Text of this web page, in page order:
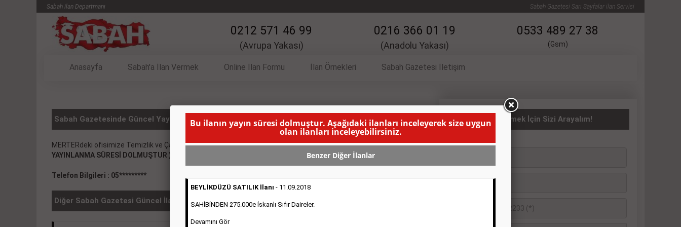
Sabah ilan Departmanı Sabah Gazetesi Sarı Sayfalar ilan Servisi
0212 571 46 99
(Avrupa Yakası)
0216 366 01 19
(Anadolu Yakası)
0533 489 27 38
(Gsm)
Anasayfa Sabah'a İlan Vermek Online İlan Formu İlan Örnekleri Sabah Gazetesi İletişim
Sabah Gazetesinde Güncel Yayınlanmış SATILIK İlanı
MERTERdeki ofisimize Temizlik ve Çay servisinden sorumlu olacak bayan personel alınacaktır.( BU İLANIN
YAYINLANMA SÜRESİ DOLMUŞTUR )
Telefon Bilgileri : 05*********
Diğer Sabah Gazetesi Güncel İlanlar
SATILIK İlanı Vermek İçin Sizi Arayalım!
Bu ilanın yayın süresi dolmuştur. Aşağıdaki ilanları inceleyerek size uygun
olan ilanları inceleyebilirsiniz.
Benzer Diğer İlanlar
BEYLİKDÜZÜ SATILIK İlanı - 11.09.2018
SAHİBİNDEN 275.000e İskanlı Sıfır Daireler.
Devamını Gör